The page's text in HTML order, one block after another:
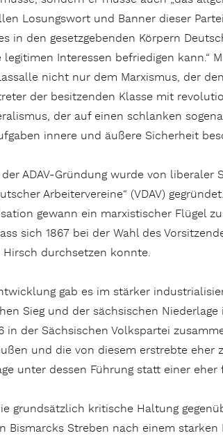
Losungswort und Banner dieser
in den gesetzgebenden Körpern
legitimen Interessen befriedigen kann.“
nicht nur dem Marxismus, der
der besitzenden Klasse mit
der auf einen schlanken
innere und äußere Sicherheit
ADAV-Gründung wurde von liberaler
Arbeitervereine“ (VDAV)
gewann ein marxistischer Flügel
sich 1867 bei der Wahl des
Hirsch durchsetzen konnte.
gab es im stärker
Sieg und der sächsischen
in der Sächsischen Volkspartei
und die von diesem erstrebte
unter dessen Führung statt einer
grundsätzlich kritische Haltung
Bismarcks Streben nach einem